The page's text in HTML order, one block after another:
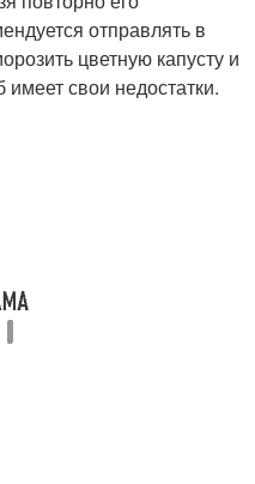
отправлять в
цветную капусту и
свои недостатки.